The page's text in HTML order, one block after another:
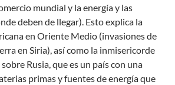
mundial y la energía y las
deben de llegar). Esto explica la
en Oriente Medio (invasiones de
en Siria), así como la inmisericorde
Rusia, que es un país con una
primas y fuentes de energía que